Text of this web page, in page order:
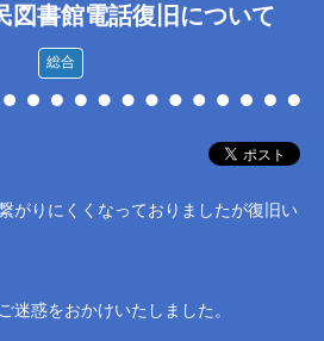
図書館電話復旧について
総合
がりにくくなっておりましたが復旧い
迷惑をおかけいたしました。